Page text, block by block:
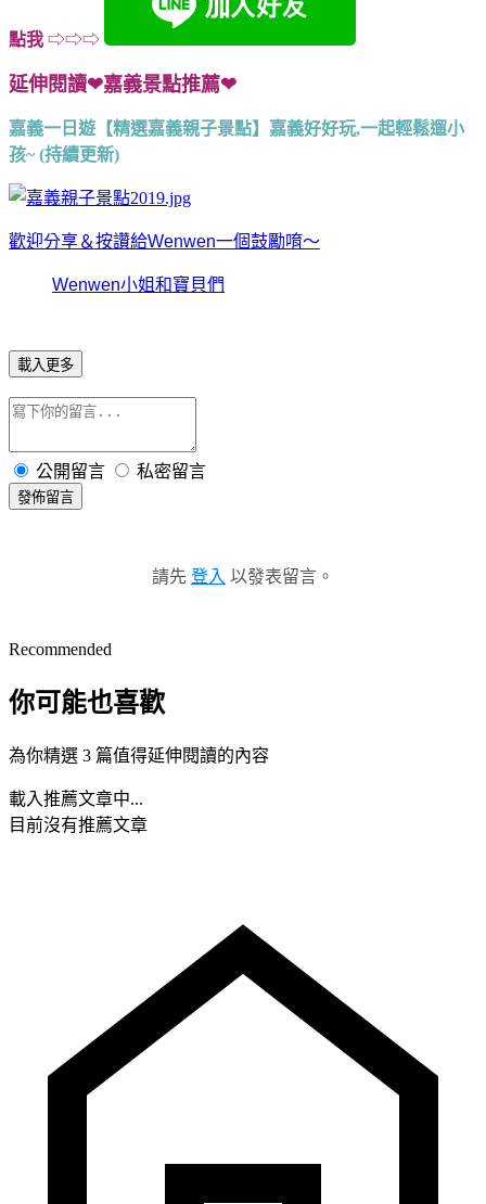
點我 ⇨⇨⇨
延伸閱讀❤嘉義景點推薦❤
嘉義一日遊【精選嘉義親子景點】嘉義好好玩,一起輕鬆遛小
孩~ (持續更新)
歡迎分享＆按讚給Wenwen一個鼓勵唷～
Wenwen小姐和寶貝們
載入更多
公開留言 私密留言
發佈留言
請先 登入 以發表留言。
Recommended
你可能也喜歡
為你精選 3 篇值得延伸閱讀的內容
載入推薦文章中...
目前沒有推薦文章